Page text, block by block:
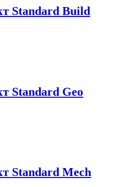
Standard Build
Standard Geo
Standard Mech